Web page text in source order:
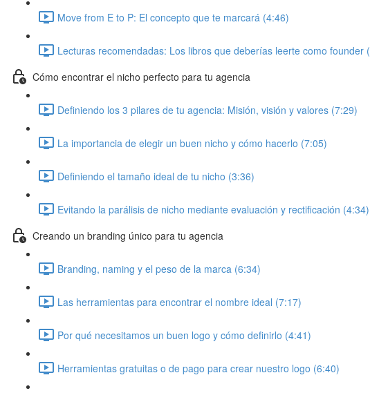
Move from E to P: El concepto que te marcará (4:46)
Lecturas recomendadas: Los libros que deberías leerte como founder
Cómo encontrar el nicho perfecto para tu agencia
Definiendo los 3 pilares de tu agencia: Misión, visión y valores (7:29)
La importancia de elegir un buen nicho y cómo hacerlo (7:05)
Definiendo el tamaño ideal de tu nicho (3:36)
Evitando la parálisis de nicho mediante evaluación y rectificación (4:34)
Creando un branding único para tu agencia
Branding, naming y el peso de la marca (6:34)
Las herramientas para encontrar el nombre ideal (7:17)
Por qué necesitamos un buen logo y cómo definirlo (4:41)
Herramientas gratuitas o de pago para crear nuestro logo (6:40)